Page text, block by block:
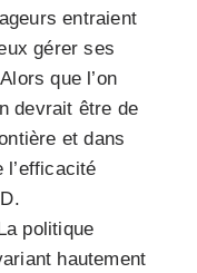
entraient
gérer ses
que l’on
devrait être de
et dans
l’efficacité
politique
hautement